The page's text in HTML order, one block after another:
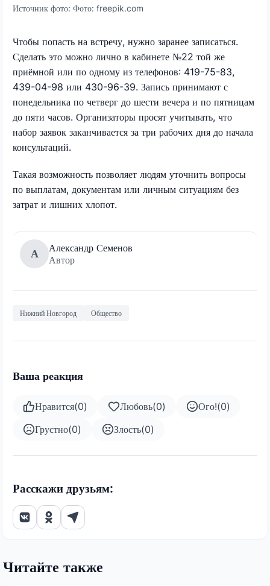
Источник фото: Фото: freepik.com
Чтобы попасть на встречу, нужно заранее записаться.
Сделать это можно лично в кабинете №22 той же
приёмной или по одному из телефонов: 419-75-83,
439-04-98 или 430-96-39. Запись принимают с
понедельника по четверг до шести вечера и по пятницам
до пяти часов. Организаторы просят учитывать, что
набор заявок заканчивается за три рабочих дня до начала
консультаций.
Такая возможность позволяет людям уточнить вопросы
по выплатам, документам или личным ситуациям без
затрат и лишних хлопот.
А
Александр Семенов
Автор
Нижний Новгород Общество
Ваша реакция
Нравится(0) Любовь(0) Ого!(0)
Грустно(0) Злость(0)
Расскажи друзьям:
Читайте также